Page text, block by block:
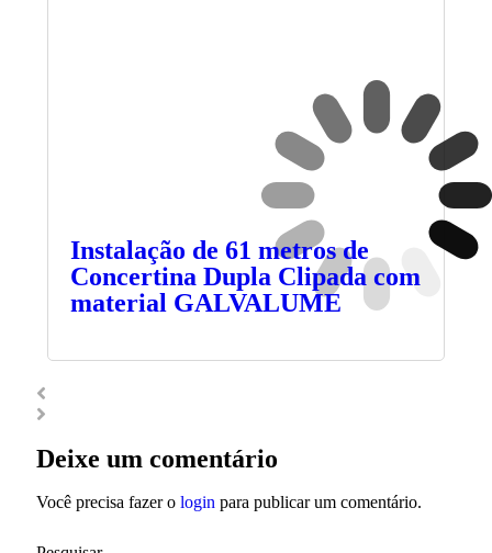
Instalação de 61 metros de
Concertina Dupla Clipada com
material GALVALUME
Deixe um comentário
Você precisa fazer o login para publicar um comentário.